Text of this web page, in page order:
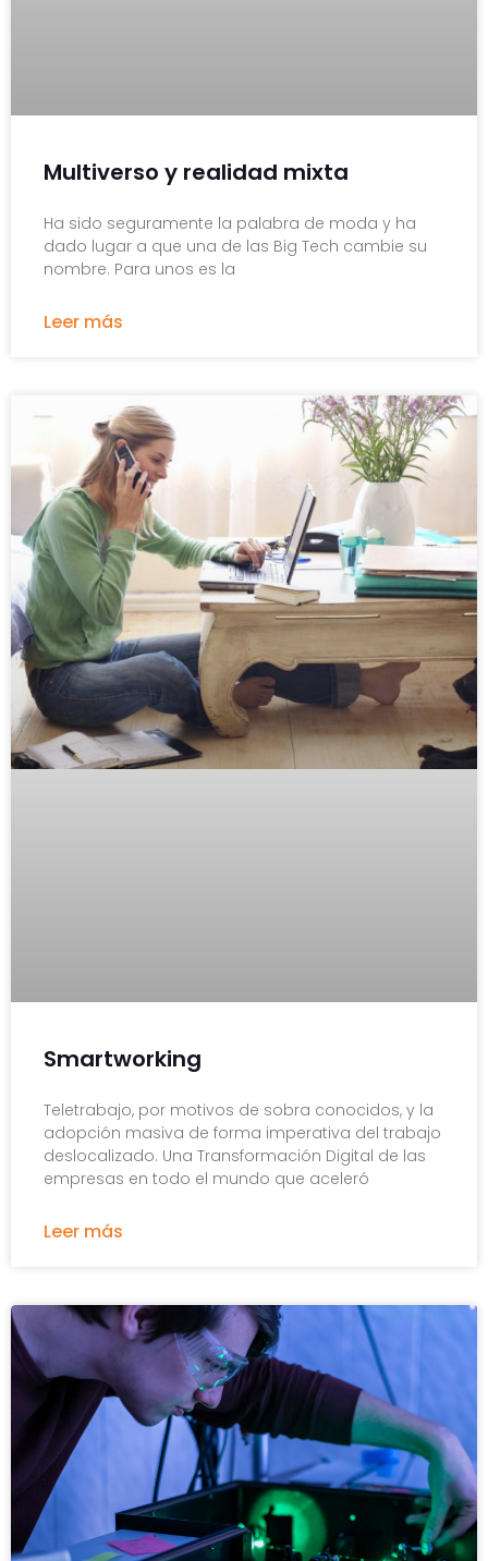
Multiverso y realidad mixta
Ha sido seguramente la palabra de moda y ha
dado lugar a que una de las Big Tech cambie su
nombre. Para unos es la
Leer más
Smartworking
Teletrabajo, por motivos de sobra conocidos, y la
adopción masiva de forma imperativa del trabajo
deslocalizado. Una Transformación Digital de las
empresas en todo el mundo que aceleró
Leer más